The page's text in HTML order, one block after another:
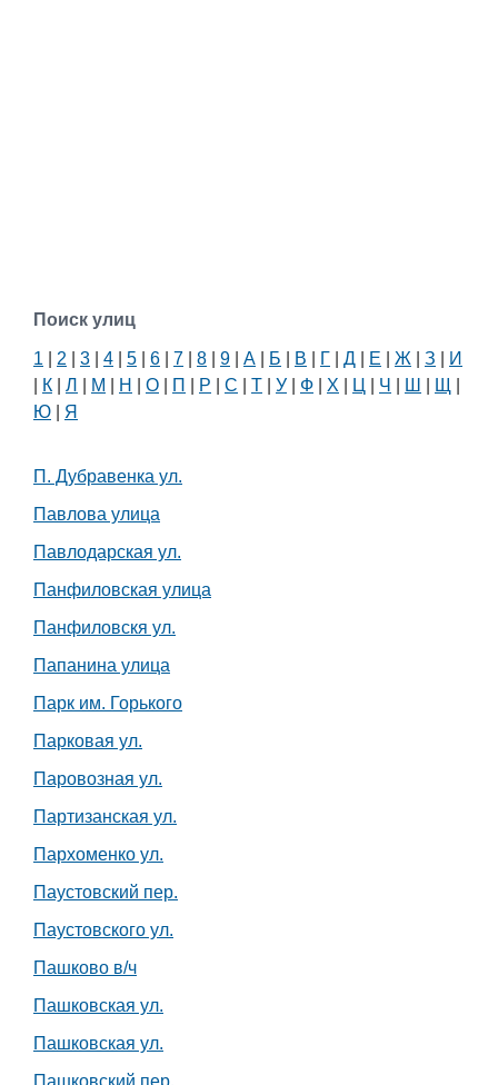
Поиск улиц
1 2 3 4 5 6 7 8 9 А Б В Г Д Е Ж З
И
К Л М Н О П Р С Т У Ф Х Ц Ч Ш Щ
Ю
Я
П. Дубравенка ул.
Павлова улица
Павлодарская ул.
Панфиловская улица
Панфиловскя ул.
Папанина улица
Парк им. Горького
Парковая ул.
Паровозная ул.
Партизанская ул.
Пархоменко ул.
Паустовский пер.
Паустовского ул.
Пашково в/ч
Пашковская ул.
Пашковская ул.